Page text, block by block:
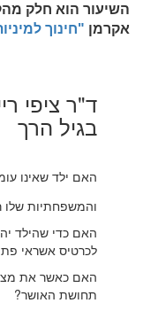
השיעור הוא חלק
אקרמן "חינוך
ד"ר ציפי
בגיל הרך
האם ילד שאינו
והמשפחתיות שלו
האם כדי שהילד
לכרטיס אשראי
האם כאשר את
תחושת האושר?